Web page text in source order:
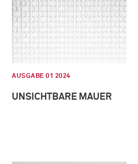
AUSGABE 01 2024
UNSICHTBARE MAUER